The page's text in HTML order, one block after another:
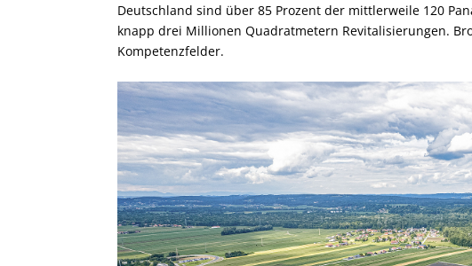
Deutschland sind über 85 Prozent der mittlerweile 120
knapp drei Millionen Quadratmetern Revitalisierungen.
Kompetenzfelder.